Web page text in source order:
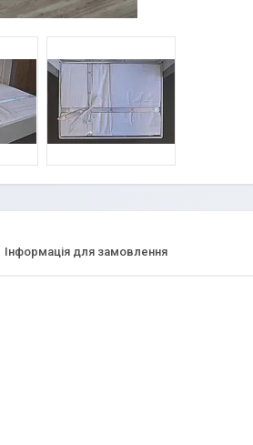
Інформація для замовлення